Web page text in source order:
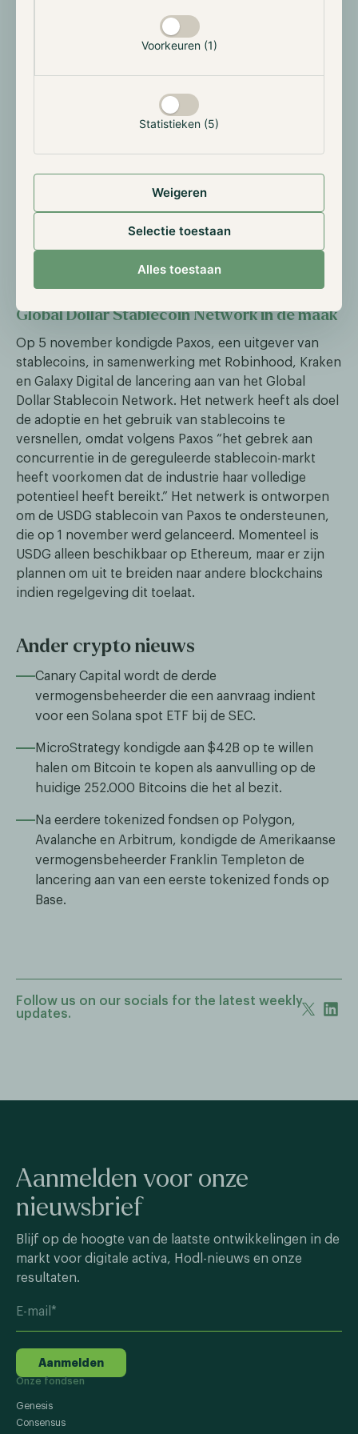
Voorkeuren (1)
Statistieken (5)
Weigeren
Selectie toestaan
Alles toestaan
toe van de ARK 21Shares Bitcoin ETF, met een waarde
van ongeveer $7,4 miljoen, welke al een winst van $1
miljoen heeft opgeleverd. Met de toevoeging van
Hoewel dit een relatief klein deel van de portefeuille
vertegenwoordigt, is het bemoedigend om te zien dat
in het Verenigd Koninkrijk investeerde eerder dit jaar
verwachten dat meer instellingen geleidelijk crypto
dit via traditionele kanalen zullen doen.
Global Dollar Stablecoin Network in de maak
Op 5 november kondigde Paxos, een uitgever van
stablecoins, in samenwerking met Robinhood, Kraken
en Galaxy Digital de lancering aan van het Global
Dollar Stablecoin Network. Het netwerk heeft als doel
de adoptie en het gebruik van stablecoins te
versnellen, omdat volgens Paxos “het gebrek aan
concurrentie in de gereguleerde stablecoin-markt
heeft voorkomen dat de industrie haar volledige
potentieel heeft bereikt.” Het netwerk is ontworpen
om de USDG stablecoin van Paxos te ondersteunen,
die op 1 november werd gelanceerd. Momenteel is
USDG alleen beschikbaar op Ethereum, maar er zijn
plannen om uit te breiden naar andere blockchains
indien regelgeving dit toelaat.
Ander crypto nieuws
Canary Capital wordt de derde
vermogensbeheerder die een aanvraag indient
voor een Solana spot ETF bij de SEC.
MicroStrategy kondigde aan $42B op te willen
halen om Bitcoin te kopen als aanvulling op de
huidige 252.000 Bitcoins die het al bezit.
Na eerdere tokenized fondsen op Polygon,
Avalanche en Arbitrum, kondigde de Amerikaanse
vermogensbeheerder Franklin Templeton de
lancering aan van een eerste tokenized fonds op
Base.
Follow us on our socials for the latest weekly
updates.
Aanmelden voor onze
nieuwsbrief
Blijf op de hoogte van de laatste ontwikkelingen in de
markt voor digitale activa, Hodl-nieuws en onze
resultaten.
Aanmelden
Onze fondsen
Genesis
Consensus